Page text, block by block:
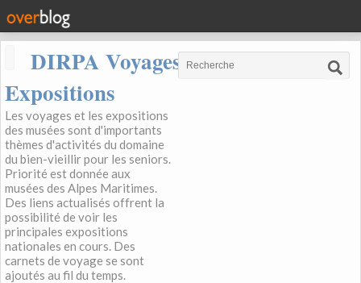
DIRPA Voyages, Musées,
Expositions
Les voyages et les expositions
des musées sont d'importants
thèmes d'activités du domaine
du bien-vieillir pour les seniors.
Priorité est donnée aux
musées des Alpes Maritimes.
Des liens actualisés offrent la
possibilité de voir les
principales expositions
nationales en cours. Des
carnets de voyage se sont
ajoutés au fil du temps.